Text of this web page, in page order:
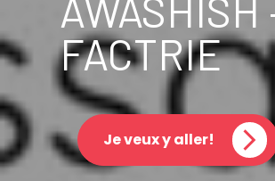
AWASHISH
FACTRIE
Je veux y aller!